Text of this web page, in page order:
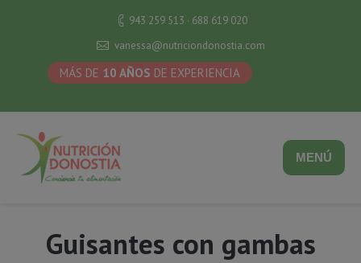
943 259 513 · 688 619 020
vanessa@nutriciondonostia.com
MÁS DE 10 AÑOS DE EXPERIENCIA
MENÚ
Guisantes con gambas